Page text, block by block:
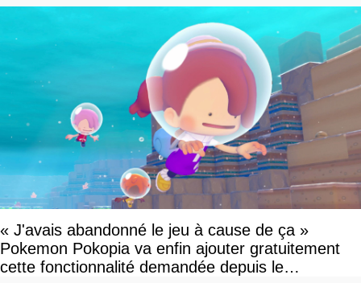
« J'avais abandonné le jeu à cause de ça »
Pokemon Pokopia va enfin ajouter gratuitement
cette fonctionnalité demandée depuis le